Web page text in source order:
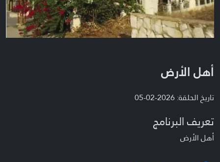
أهل الأرض
تاريخ الحلقة: 2026-02-05
تعريف البرنامج
أهل الأرض